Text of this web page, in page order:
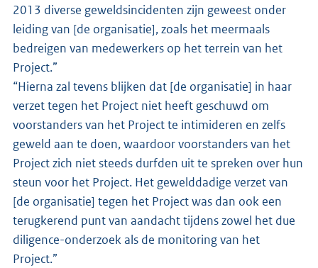
2013 diverse geweldsincidenten zijn geweest onder
leiding van [de organisatie], zoals het meermaals
bedreigen van medewerkers op het terrein van het
Project.”
“Hierna zal tevens blijken dat [de organisatie] in haar
verzet tegen het Project niet heeft geschuwd om
voorstanders van het Project te intimideren en zelfs
geweld aan te doen, waardoor voorstanders van het
Project zich niet steeds durfden uit te spreken over hun
steun voor het Project. Het gewelddadige verzet van
[de organisatie] tegen het Project was dan ook een
terugkerend punt van aandacht tijdens zowel het due
diligence-onderzoek als de monitoring van het
Project.”